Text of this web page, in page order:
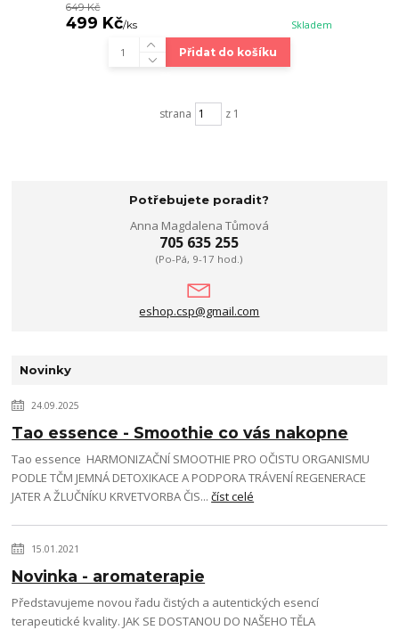
649 Kč
499 Kč/ks Skladem
Přidat do košíku
strana z 1
Potřebujete poradit?
Anna Magdalena Tůmová
705 635 255
(Po-Pá, 9-17 hod.)
eshop.csp@gmail.com
Novinky
24.09.2025
Tao essence - Smoothie co vás nakopne
Tao essence HARMONIZAČNÍ SMOOTHIE PRO OČISTU ORGANISMU
PODLE TČM JEMNÁ DETOXIKACE A PODPORA TRÁVENÍ REGENERACE
JATER A ŽLUČNÍKU KRVETVORBA ČIS...číst celé
15.01.2021
Novinka - aromaterapie
Představujeme novou řadu čistých a autentických esencí
terapeutické kvality. JAK SE DOSTANOU DO NAŠEHO TĚLA